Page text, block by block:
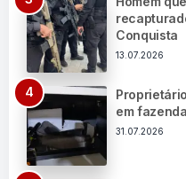
Conquista
13.07.2026
em
31.07.2026